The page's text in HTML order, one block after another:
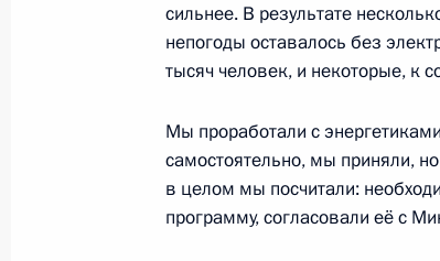
18 августа 2021 года, среда
Встреча с врио главы
18 августа 2021 года, 13:40
17 августа 2021 года,
сильнее. В результате
непогоды оставалось без
тысяч человек, и некоторые, к
Мы проработали с
самостоятельно, мы приняли,
в целом мы посчитали:
программу, согласовали её с